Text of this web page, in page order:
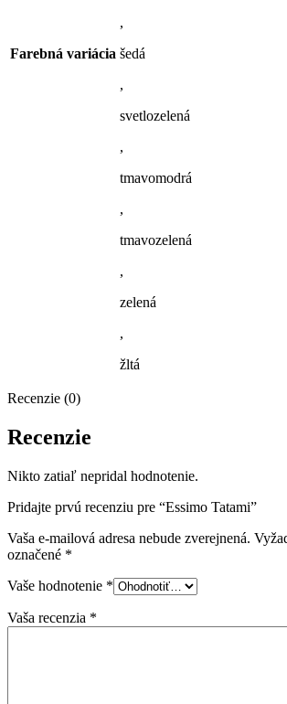
Farebná variácia
,
šedá
,
svetlozelená
,
tmavomodrá
,
tmavozelená
,
zelená
,
žltá
Recenzie (0)
Recenzie
Nikto zatiaľ nepridal hodnotenie.
Pridajte prvú recenziu pre “Essimo Tatami”
Vaša e-mailová adresa nebude zverejnená.
označené *
Vaše hodnotenie *
Vaša recenzia *